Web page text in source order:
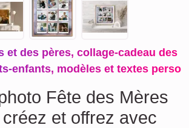
et des pères, collage-cadeau des
enfants, modèles et textes perso
Fête des Mères
et offrez avec